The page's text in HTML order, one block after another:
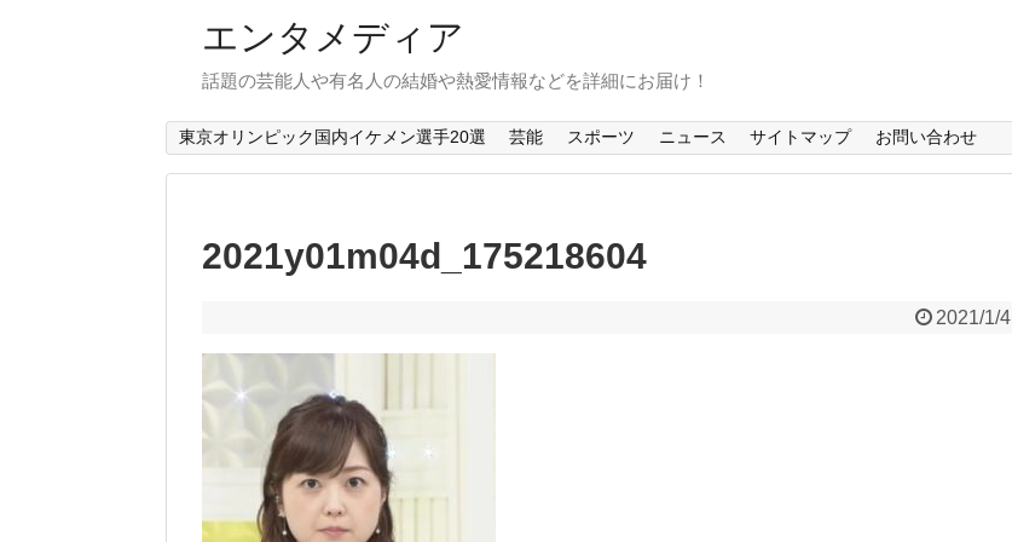
エンタメディア
話題の芸能人や有名人の結婚や熱愛情報などを詳細にお届け！
東京オリンピック国内イケメン選手20選 芸能 スポーツ ニュース サイトマップ お問い合わせ
2021y01m04d_175218604
2021/1/4